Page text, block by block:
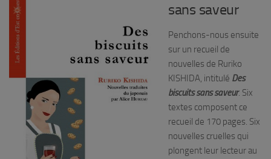
sans saveur
Penchons-nous ensuite
sur un recueil de
nouvelles de Ruriko
KISHIDA, intitulé Des
biscuits sans saveur. Six
textes composent ce
recueil de 170 pages. Six
nouvelles cruelles qui
plongent leur lecteur au